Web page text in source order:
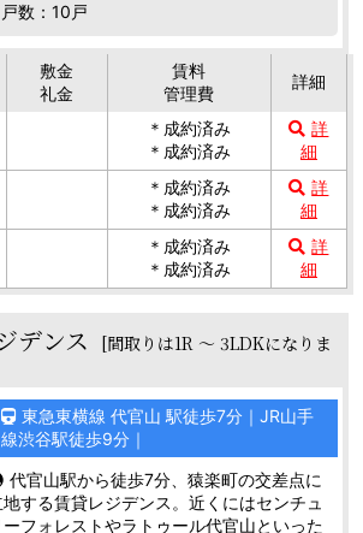
戸数：10戸
敷金
礼金
賃料
管理費
詳細
＊成約済み
＊成約済み
詳
細
＊成約済み
＊成約済み
詳
細
＊成約済み
＊成約済み
詳
細
デンス
[間取りは1R ～ 3LDKになりま
東急東横線 代官山 駅徒歩7分｜JR山手
線渋谷駅徒歩9分｜
代官山駅から徒歩7分、猿楽町の交差点に
地する賃貸レジデンス。近くにはセンチュ
ーフォレストやラトゥール代官山といった